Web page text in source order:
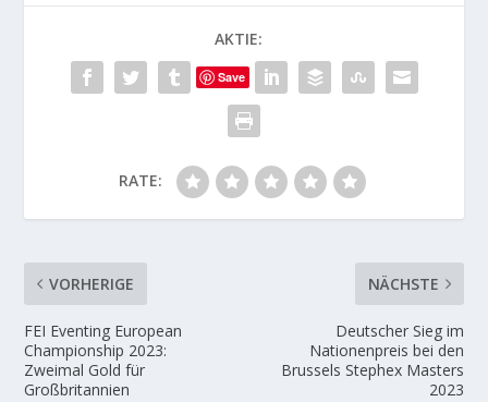
AKTIE:
Save
RATE:
VORHERIGE
FEI Eventing European
Championship 2023:
Zweimal Gold für
Großbritannien
NÄCHSTE
Deutscher Sieg im
Nationenpreis bei den
Brussels Stephex Masters
2023